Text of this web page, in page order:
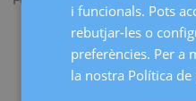
Màster en gestió i
Postgrau en Tècniques de
Màster d’Especialització
Programa d’actualització
i funcionals. Pots
rebutjar-les o
preferències. Per a
la nostra Política de